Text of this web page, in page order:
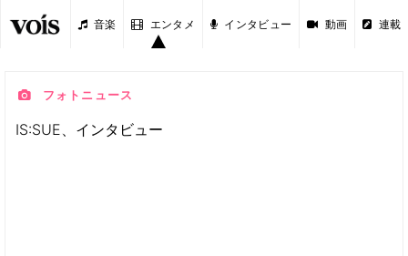
音楽 エンタメ インタビュー 動画 連載
フォトニュース
IS:SUE、インタビュー